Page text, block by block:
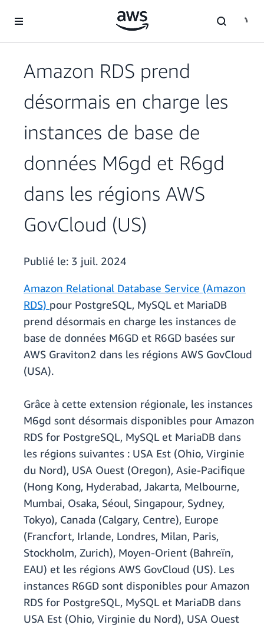
Amazon RDS prend
désormais en charge les
instances de base de
données M6gd et R6gd
dans les régions AWS
GovCloud (US)
Publié le: 3 juil. 2024
Amazon Relational Database Service (Amazon
RDS) pour PostgreSQL, MySQL et MariaDB
prend désormais en charge les instances de
base de données M6GD et R6GD basées sur
AWS Graviton2 dans les régions AWS GovCloud
(USA).
Grâce à cette extension régionale, les instances
M6gd sont désormais disponibles pour Amazon
RDS for PostgreSQL, MySQL et MariaDB dans
les régions suivantes : USA Est (Ohio, Virginie
du Nord), USA Ouest (Oregon), Asie-Pacifique
(Hong Kong, Hyderabad, Jakarta, Melbourne,
Mumbai, Osaka, Séoul, Singapour, Sydney,
Tokyo), Canada (Calgary, Centre), Europe
(Francfort, Irlande, Londres, Milan, Paris,
Stockholm, Zurich), Moyen-Orient (Bahreïn,
EAU) et les régions AWS GovCloud (US). Les
instances R6GD sont disponibles pour Amazon
RDS for PostgreSQL, MySQL et MariaDB dans
USA Est (Ohio, Virginie du Nord), USA Ouest